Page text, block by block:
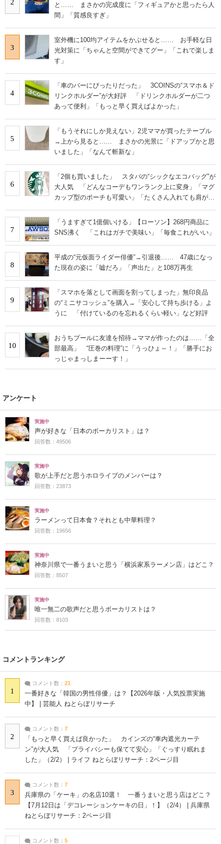
2
と…… まさかの完成度に「フィギュアかと思ったら人
間」「質感良すぎ」
3
室外機に100均アイテムをかぶせると…… お手軽な日
光対策に「ちゃんと空間ができてグー」「これで楽しま
す」
4
「車のバーにぴったりだった」 3COINSの“スマホ＆ド
リンクホルダー”が大好評 「ドリンクホルダーが二つ
あって便利」「もっと早く買えばよかった」
5
「もうそれにしか見えない」2児ママが買ったテーブル
→上から見ると…… まさかの光景に「ドアップかと思
いました」「なんて斬新な」
6
「2個も買いました」 スタバの“シックなエコバッグ”が
大人気 「どんなコーデもワンランク上に変身」「マグ
カップ型のポーチも可愛い」「たくさん入れても肩が痛
7
「うますぎて1億個いける」【ローソン】268円商品に
SNS沸く 「これはガチで美味い」「毎食これがいい」
8
平成の“元仮面ライダー俳優”→引退後…… 47歳になっ
た現在の姿に「嘘だろ」「声出た」と108万再生
9
「スマホを落として画面を割ってしまった」無印良品
の“ミニサコッシュ”を購入→「安心して持ち歩ける」よ
うに 「付けているのを忘れるくらい軽い」など好評
10
おうちプールに友達を招待→ママが作ったのは……「全
部最高」 “圧巻の料理”に「うっひょ～！」「勝手にお
っじゃまっしまーーす！」
アンケート
実施中
声が好きな「日本のボーカリスト」は？
回答数：49506
実施中
歌が上手だと思うホロライブのメンバーは？
回答数：23873
実施中
ラーメンって日本食？それとも中華料理？
回答数：19656
実施中
神奈川県で一番うまいと思う「横浜家系ラーメン店」はどこ？
回答数：8507
実施中
唯一無二の歌声だと思うボーカリストは？
回答数：8103
コメントランキング
1
コメント数： 21
一番好きな「韓国の男性俳優」は？【2026年版・人気投票実施
中】 | 芸能人 ねとらぼリサーチ
2
コメント数： 7
「もっと早く買えば良かった」 カインズの“車内遮光カーテ
ン”が大人気 「プライバシーも保てて安心」「ぐっすり眠れま
した」（2/2） | ライフ ねとらぼリサーチ：2ページ目
3
コメント数： 7
兵庫県の「ケーキ」の名店10選！ 一番うまいと思う店はどこ？
【7月12日は「デコレーションケーキの日」！】（2/4） | 兵庫県
ねとらぼリサーチ：2ページ目
コメント数： 5